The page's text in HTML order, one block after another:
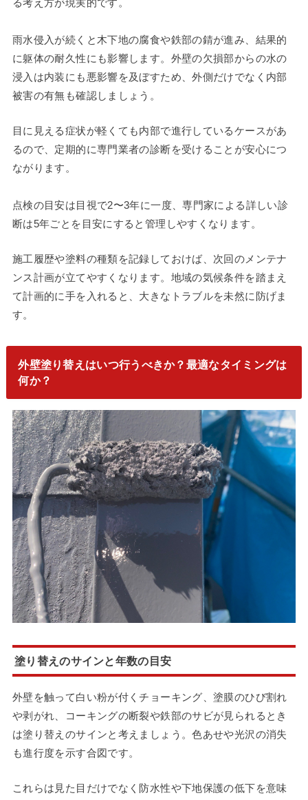
る考え方が現実的です。
雨水侵入が続くと木下地の腐食や鉄部の錆が進み、結果的
に躯体の耐久性にも影響します。外壁の欠損部からの水の
浸入は内装にも悪影響を及ぼすため、外側だけでなく内部
被害の有無も確認しましょう。
目に見える症状が軽くても内部で進行しているケースがあ
るので、定期的に専門業者の診断を受けることが安心につ
ながります。
点検の目安は目視で2〜3年に一度、専門家による詳しい診
断は5年ごとを目安にすると管理しやすくなります。
施工履歴や塗料の種類を記録しておけば、次回のメンテナ
ンス計画が立てやすくなります。地域の気候条件を踏まえ
て計画的に手を入れると、大きなトラブルを未然に防げま
す。
外壁塗り替えはいつ行うべきか？最適なタイミングは
何か？
塗り替えのサインと年数の目安
外壁を触って白い粉が付くチョーキング、塗膜のひび割れ
や剥がれ、コーキングの断裂や鉄部のサビが見られるとき
は塗り替えのサインと考えましょう。色あせや光沢の消失
も進行度を示す合図です。
これらは見た目だけでなく防水性や下地保護の低下を意味